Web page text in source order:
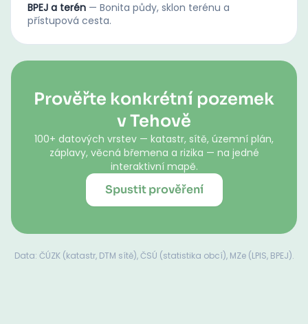
BPEJ a terén — Bonita půdy, sklon terénu a
přístupová cesta.
Prověřte konkrétní pozemek
v Tehově
100+ datových vrstev — katastr, sítě, územní plán,
záplavy, věcná břemena a rizika — na jedné
interaktivní mapě.
Spustit prověření
Data: ČÚZK (katastr, DTM sítě), ČSÚ (statistika obcí), MZe (LPIS, BPEJ).